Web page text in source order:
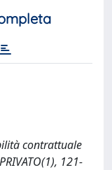
contrattuale
121-